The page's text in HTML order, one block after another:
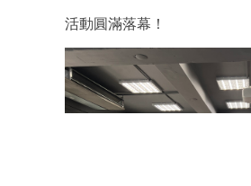
活動圓滿落幕！